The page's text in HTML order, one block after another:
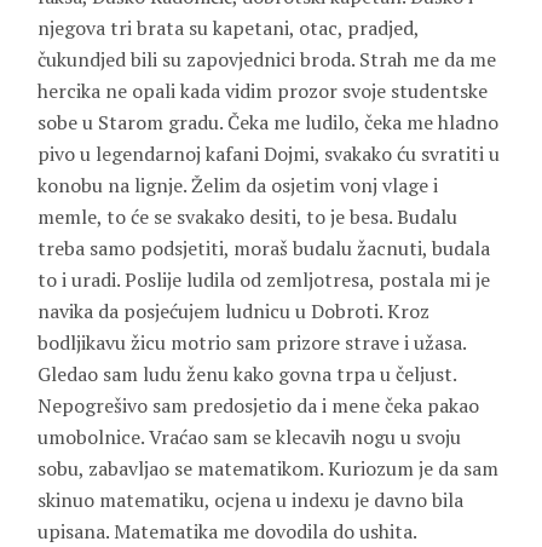
njegova tri brata su kapetani, otac, pradjed,
čukundjed bili su zapovjednici broda. Strah me da me
hercika ne opali kada vidim prozor svoje studentske
sobe u Starom gradu. Čeka me ludilo, čeka me hladno
pivo u legendarnoj kafani Dojmi, svakako ću svratiti u
konobu na lignje. Želim da osjetim vonj vlage i
memle, to će se svakako desiti, to je besa. Budalu
treba samo podsjetiti, moraš budalu žacnuti, budala
to i uradi. Poslije ludila od zemljotresa, postala mi je
navika da posjećujem ludnicu u Dobroti. Kroz
bodljikavu žicu motrio sam prizore strave i užasa.
Gledao sam ludu ženu kako govna trpa u čeljust.
Nepogrešivo sam predosjetio da i mene čeka pakao
umobolnice. Vraćao sam se klecavih nogu u svoju
sobu, zabavljao se matematikom. Kuriozum je da sam
skinuo matematiku, ocjena u indexu je davno bila
upisana. Matematika me dovodila do ushita.